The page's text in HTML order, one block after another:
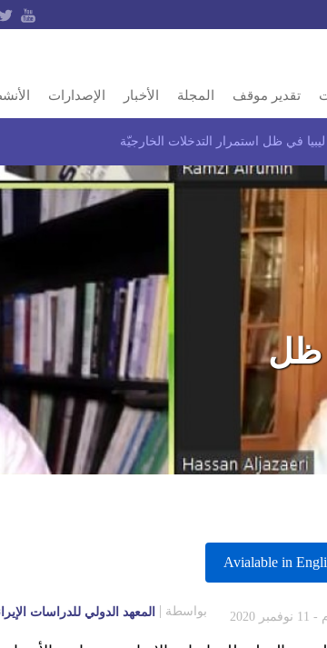
تقدير موقف المجلة الأخبار الإصدارات
في ظل استمرار التدخلات الخارجيّة
ظل
Avialable in
بواسطة المعهد الدولي للدراسات